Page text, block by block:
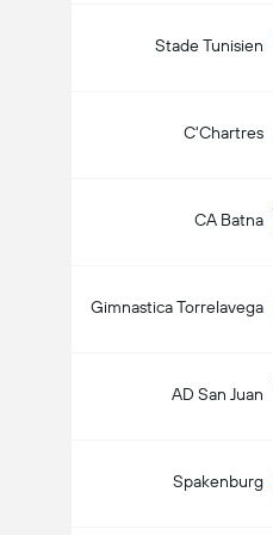
Stade Tunisien
C'Chartres
CA Batna
Gimnastica Torrelavega
AD San Juan
Spakenburg